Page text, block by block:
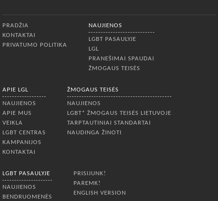
PRADŽIA
KONTAKTAI
PRIVATUMO POLITIKA
NAUJIENOS
LGBT PASAULYJE
LGL
PRANEŠIMAI SPAUDAI
ŽMOGAUS TEISĖS
APIE LGL
NAUJIENOS
APIE MUS
VEIKLA
LGBT CENTRAS
KAMPANIJOS
KONTAKTAI
ŽMOGAUS TEISĖS
NAUJIENOS
LGBT* ŽMOGAUS TEISĖS LIETUVOJE
TARPTAUTINIAI STANDARTAI
NAUDINGA ŽINOTI
LGBT PASAULYJE
NAUJIENOS
BENDRUOMENĖS
PRISIJUNK!
PAREMK!
ENGLISH VERSION